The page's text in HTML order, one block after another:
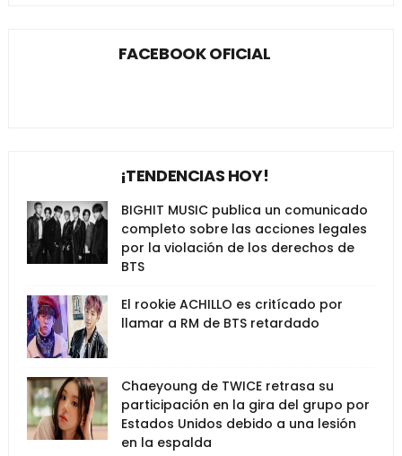
FACEBOOK OFICIAL
¡TENDENCIAS HOY!
BIGHIT MUSIC publica un comunicado
completo sobre las acciones legales
por la violación de los derechos de
BTS
El rookie ACHILLO es critícado por
llamar a RM de BTS retardado
Chaeyoung de TWICE retrasa su
participación en la gira del grupo por
Estados Unidos debido a una lesión
en la espalda